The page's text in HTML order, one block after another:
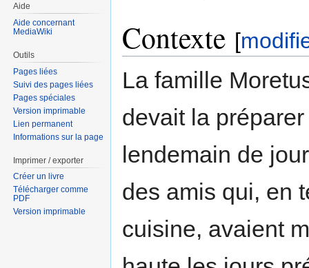
Contexte [
La famille
devait la
lendemain de
des amis qui, en
cuisine, avaient
Aide
Aide concernant
MediaWiki
Outils
Pages liées
Suivi des pages liées
Pages spéciales
Version imprimable
Lien permanent
Informations sur la page
Imprimer / exporter
Créer un livre
Télécharger comme
PDF
Version imprimable